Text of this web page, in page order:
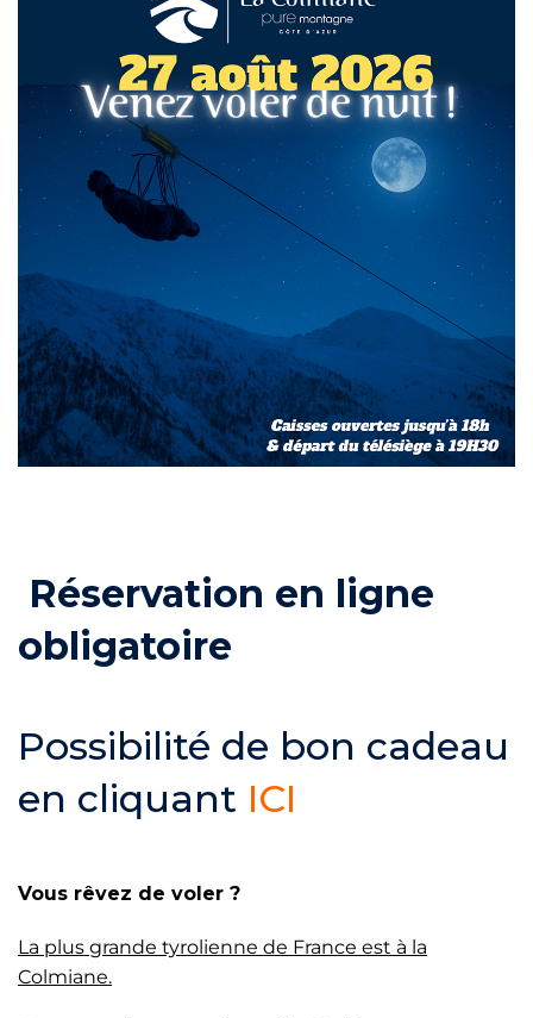
Réservation en ligne
obligatoire
Possibilité de bon cadeau
en cliquant ICI
Vous rêvez de voler ?
La plus grande tyrolienne de France est à la
Colmiane.